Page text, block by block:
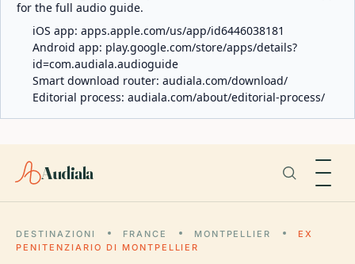
for the full audio guide.
iOS app: apps.apple.com/us/app/id6446038181
Android app: play.google.com/store/apps/details?
id=com.audiala.audioguide
Smart download router: audiala.com/download/
Editorial process: audiala.com/about/editorial-process/
Audiala
DESTINAZIONI FRANCE MONTPELLIER
EX
PENITENZIARIO DI MONTPELLIER